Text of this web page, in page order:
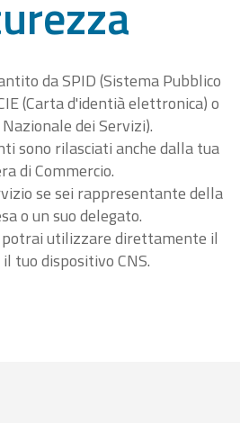
da SPID (Sistema Pubblico
(Carta d'identià elettronica) o
dei Servizi).
sono rilasciati anche dalla tua
di Commercio.
se sei rappresentante della
o un suo delegato.
potrai utilizzare direttamente il
tuo dispositivo CNS.